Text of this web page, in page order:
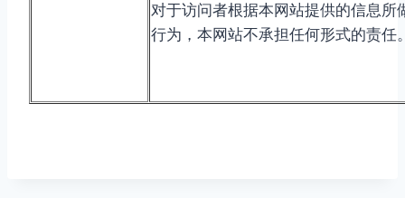
对于访问者根据本网站提供的信息所
行为，本网站不承担任何形式的责任